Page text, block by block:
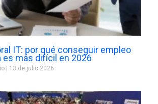
IT: por qué conseguir empleo
es más difícil en 2026
13 de julio 2026